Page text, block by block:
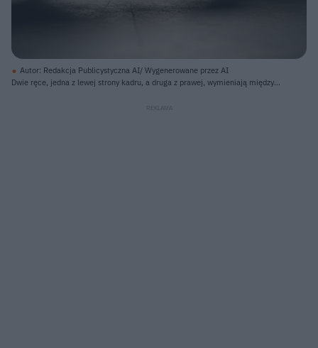
Autor: Redakcja Publicystyczna AI/ Wygenerowane przez AI
Dwie ręce, jedna z lewej strony kadru, a druga z prawej, wymieniają między
rękawem koszuli widocznym w górnej części, podaje banknoty prawej ręce,